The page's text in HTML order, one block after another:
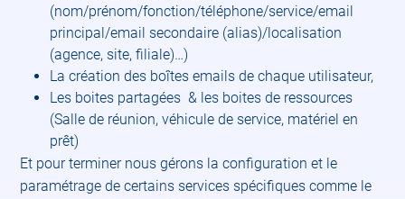
(nom/prénom/fonction/téléphone/service/email
principal/email secondaire (alias)/localisation
(agence, site, filiale)…)
La création des boîtes emails de chaque utilisateur,
Les boites partagées & les boites de ressources
(Salle de réunion, véhicule de service, matériel en
prêt)
Et pour terminer nous gérons la configuration et le
paramétrage de certains services spécifiques comme le